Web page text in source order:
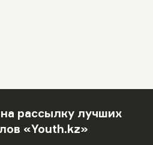
рассылку лучших
«Youth.kz»